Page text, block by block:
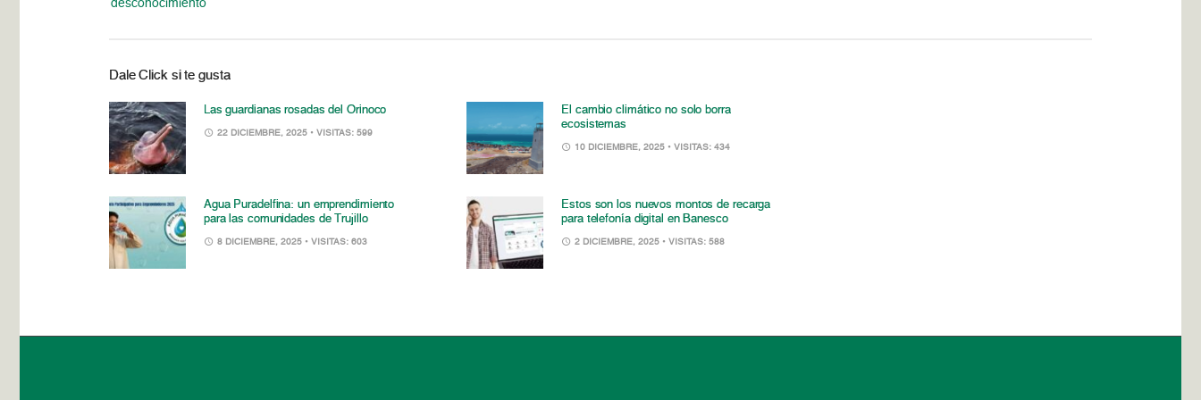
desconocimiento
Dale Click si te gusta
Las guardianas rosadas del Orinoco
22 DICIEMBRE, 2025 • VISITAS: 599
El cambio climático no solo borra
ecosistemas
10 DICIEMBRE, 2025 • VISITAS: 434
Agua Puradelfina: un emprendimiento
para las comunidades de Trujillo
8 DICIEMBRE, 2025 • VISITAS: 603
Estos son los nuevos montos de recarga
para telefonía digital en Banesco
2 DICIEMBRE, 2025 • VISITAS: 588